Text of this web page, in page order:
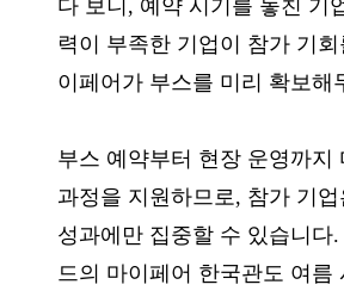
다 보니, 예약 시기를 놓친 기
력이 부족한 기업이 참가 기
이페어가 부스를 미리 확보해
부스 예약부터 현장 운영까지
과정을 지원하므로, 참가 기
성과에만 집중할 수 있습니다
드의 마이페어 한국관도 여름